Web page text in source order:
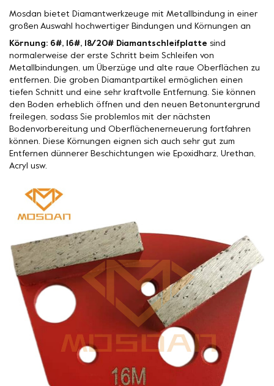
Mosdan bietet Diamantwerkzeuge mit Metallbindung in einer
großen Auswahl hochwertiger Bindungen und Körnungen an
Körnung: 6#, 16#, 18/20# Diamantschleifplatte sind
normalerweise der erste Schritt beim Schleifen von
Metallbindungen, um Überzüge und alte raue Oberflächen zu
entfernen. Die groben Diamantpartikel ermöglichen einen
tiefen Schnitt und eine sehr kraftvolle Entfernung. Sie können
den Boden erheblich öffnen und den neuen Betonuntergrund
freilegen, sodass Sie problemlos mit der nächsten
Bodenvorbereitung und Oberflächenerneuerung fortfahren
können. Diese Körnungen eignen sich auch sehr gut zum
Entfernen dünnerer Beschichtungen wie Epoxidharz, Urethan,
Acryl usw.